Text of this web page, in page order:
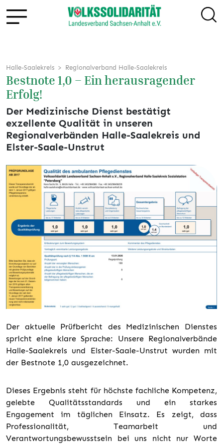
Halle-Saalekreis Regionalverband Halle-Saalekreis
Bestnote 1,0 – Ein herausragender
Erfolg!
Der Medizinische Dienst bestätigt
exzellente Qualität in unseren
Regionalverbänden Halle-Saalekreis und
Elster-Saale-Unstrut
Der aktuelle Prüfbericht des Medizinischen Dienstes
spricht eine klare Sprache: Unsere Regionalverbände
Halle-Saalekreis und Elster-Saale-Unstrut wurden mit
der Bestnote 1,0 ausgezeichnet.
Dieses Ergebnis steht für höchste fachliche Kompetenz,
gelebte Qualitätsstandards und ein starkes
Engagement im täglichen Einsatz. Es zeigt, dass
Professionalität, Teamarbeit und
Verantwortungsbewusstsein bei uns nicht nur Worte